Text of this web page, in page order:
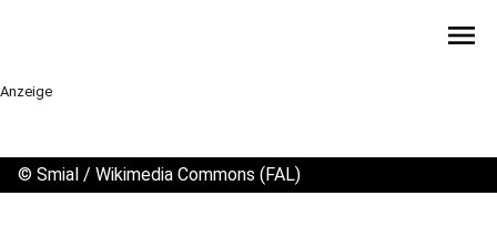
menu
Anzeige
© Smial / Wikimedia Commons (FAL)